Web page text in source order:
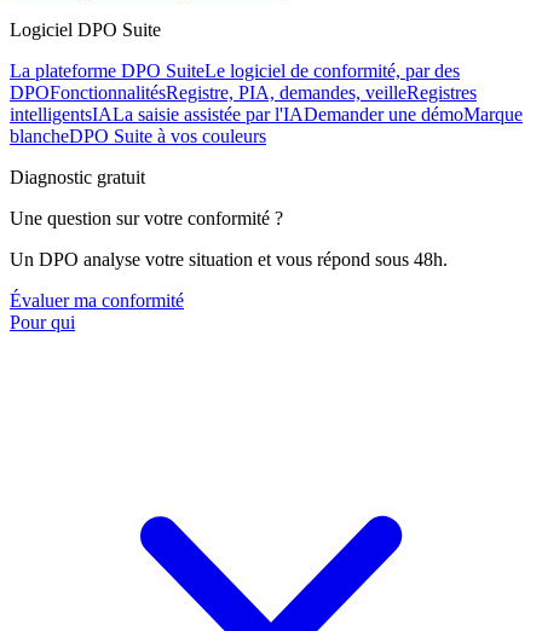
Logiciel DPO Suite
La plateforme DPO SuiteLe logiciel de conformité, par des
DPOFonctionnalitésRegistre, PIA, demandes, veilleRegistres
intelligentsIALa saisie assistée par l'IADemander une démoMarque
blancheDPO Suite à vos couleurs
Diagnostic gratuit
Une question sur votre conformité ?
Un DPO analyse votre situation et vous répond sous 48h.
Évaluer ma conformité
Pour qui